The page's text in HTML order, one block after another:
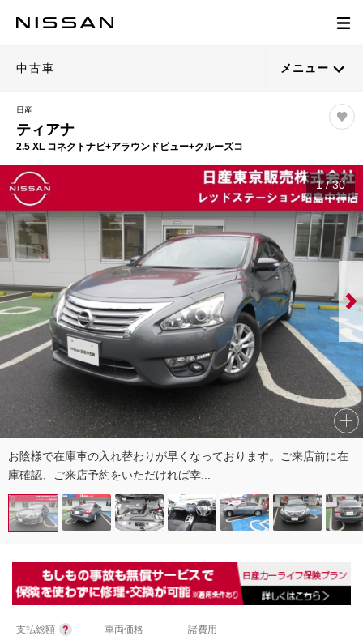
中古車 メニュー
日産
ティアナ
2.5 XL コネクトナビ+アラウンドビュー+クルーズコ
1/30
お陰様で在庫車の入れ替わりが早くなっております。ご来店前に在
庫確認、ご来店予約をいただければ幸...
支払総額 車両価格 諸費用